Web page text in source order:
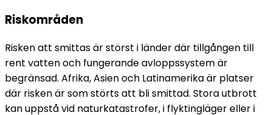
Riskområden
Risken att smittas är störst i länder där tillgången till
rent vatten och fungerande avloppssystem är
begränsad. Afrika, Asien och Latinamerika är platser
där risken är som störts att bli smittad. Stora utbrott
kan uppstå vid naturkatastrofer, i flyktingläger eller i